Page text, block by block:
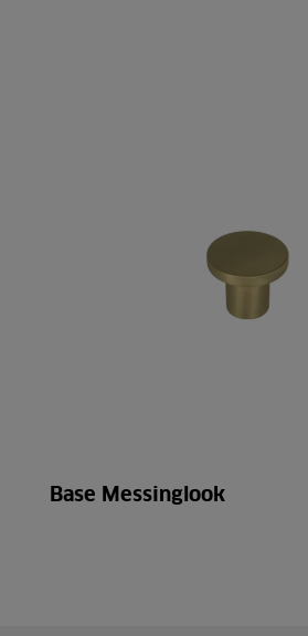
Base Messinglook